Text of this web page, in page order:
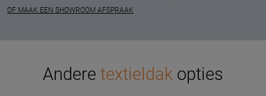
OF MAAK EEN SHOWROOM AFSPRAAK
Andere textieldak opties